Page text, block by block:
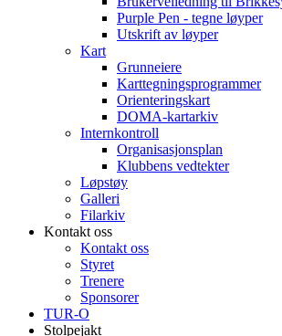
Purple Pen - tegne løyper
Utskrift av løyper
Kart
Grunneiere
Karttegningsprogrammer
Orienteringskart
DOMA-kartarkiv
Internkontroll
Organisasjonsplan
Klubbens vedtekter
Løpstøy
Galleri
Filarkiv
Kontakt oss
Kontakt oss
Styret
Trenere
Sponsorer
TUR-O
Stolpejakt